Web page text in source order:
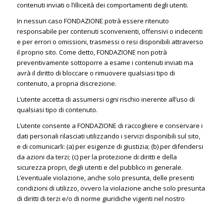
contenuti inviati o l’illiceità dei comportamenti degli utenti.
In nessun caso FONDAZIONE potrà essere ritenuto
responsabile per contenuti sconvenienti, offensivi o indecenti
e per errori o omissioni, trasmessi o resi disponibili attraverso
il proprio sito. Come detto, FONDAZIONE non potrà
preventivamente sottoporre a esame i contenuti inviati ma
avrà il diritto di bloccare o rimuovere qualsiasi tipo di
contenuto, a propria discrezione.
L’utente accetta di assumersi ogni rischio inerente all’uso di
qualsiasi tipo di contenuto.
L’utente consente a FONDAZIONE di raccogliere e conservare i
dati personali rilasciati utilizzando i servizi disponibili sul sito,
e di comunicarli: (a) per esigenze di giustizia; (b) per difendersi
da azioni da terzi; (c) per la protezione di diritti e della
sicurezza propri, degli utenti e del pubblico in generale.
L’eventuale violazione, anche solo presunta, delle presenti
condizioni di utilizzo, ovvero la violazione anche solo presunta
di diritti di terzi e/o di norme giuridiche vigenti nel nostro